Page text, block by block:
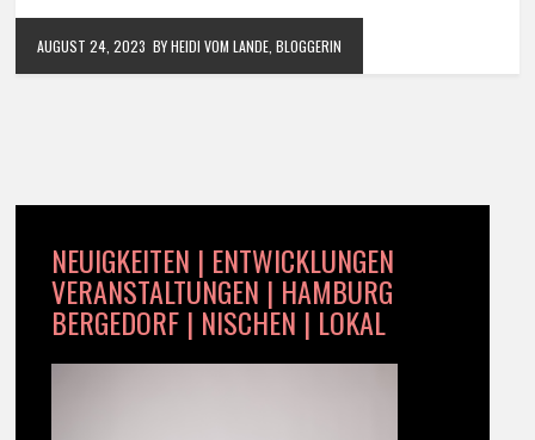
AUGUST 24, 2023 BY HEIDI VOM LANDE, BLOGGERIN
NEUIGKEITEN | ENTWICKLUNGEN
VERANSTALTUNGEN | HAMBURG
BERGEDORF | NISCHEN | LOKAL